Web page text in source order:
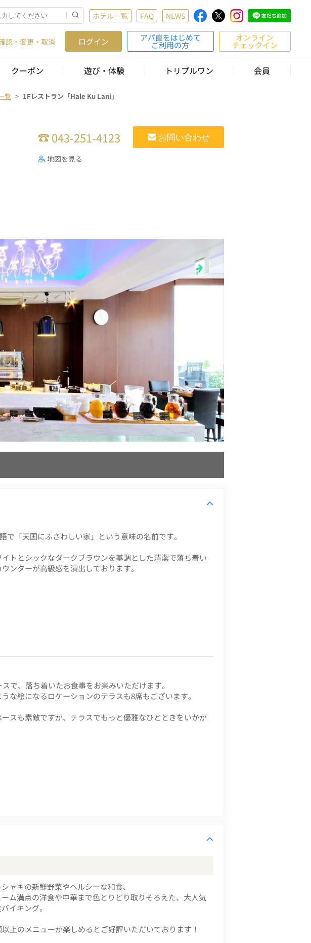
ホテル一覧 FAQ NEWS
認・変更・取消 ログイン アパ直をはじめて
ご利用の方
オンライン
チェックイン
クーポン 遊び・体験 トリプルワン 会員
覧 1Fレストラン「Hale Ku Lani」
043-251-4123 お問い合わせ
地図を見る
で「天国にふさわしい家」という意味の名前です。
トとシックなダークブラウンを基調とした清潔で落ち着い
ンターが高級感を演出しております。
で、落ち着いたお食事をお楽みいただけます。
な絵になるロケーションのテラスも8席もございます。
スも素敵ですが、テラスでもっと優雅なひとときをいかが
ャキの新鮮野菜やヘルシーな和食、
ム満点の洋食や中華まで色とりどり取りそろえた、大人気
イキング。
上のメニューが楽しめるとご好評いただいております！